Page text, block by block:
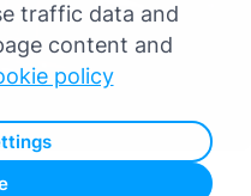
traffic data and
content and
policy